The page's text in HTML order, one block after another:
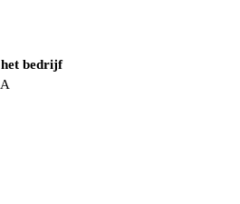
bedrijf